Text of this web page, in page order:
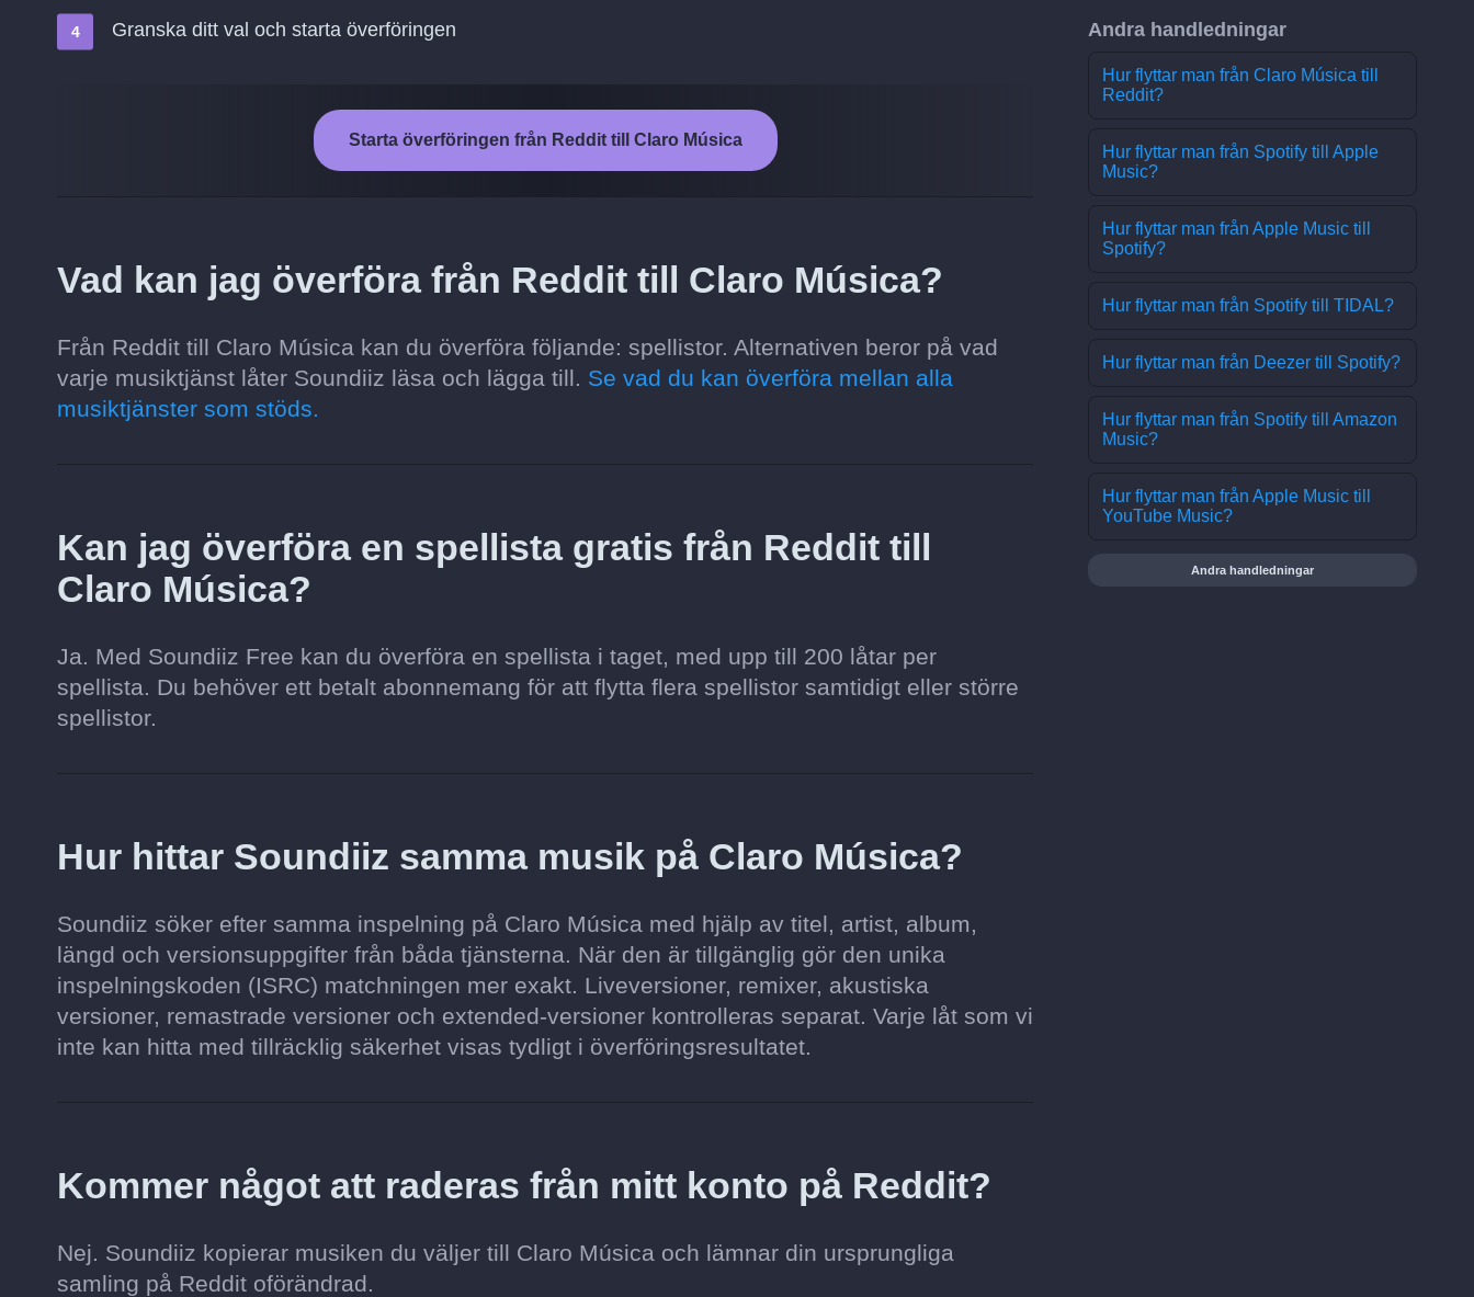
Granska ditt val och starta överföringen
Starta överföringen från Reddit till Claro Música
Vad kan jag överföra från Reddit till Claro Música?
Från Reddit till Claro Música kan du överföra följande: spellistor. Alternativen beror på vad
varje musiktjänst låter Soundiiz läsa och lägga till. Se vad du kan överföra mellan alla
musiktjänster som stöds.
Kan jag överföra en spellista gratis från Reddit till
Claro Música?
Ja. Med Soundiiz Free kan du överföra en spellista i taget, med upp till 200 låtar per
spellista. Du behöver ett betalt abonnemang för att flytta flera spellistor samtidigt eller större
spellistor.
Hur hittar Soundiiz samma musik på Claro Música?
Soundiiz söker efter samma inspelning på Claro Música med hjälp av titel, artist, album,
längd och versionsuppgifter från båda tjänsterna. När den är tillgänglig gör den unika
inspelningskoden (ISRC) matchningen mer exakt. Liveversioner, remixer, akustiska
versioner, remastrade versioner och extended-versioner kontrolleras separat. Varje låt som vi
inte kan hitta med tillräcklig säkerhet visas tydligt i överföringsresultatet.
Kommer något att raderas från mitt konto på Reddit?
Nej. Soundiiz kopierar musiken du väljer till Claro Música och lämnar din ursprungliga
samling på Reddit oförändrad.
Andra handledningar
Hur flyttar man från Claro Música till
Reddit?
Hur flyttar man från Spotify till Apple
Music?
Hur flyttar man från Apple Music till
Spotify?
Hur flyttar man från Spotify till TIDAL?
Hur flyttar man från Deezer till Spotify?
Hur flyttar man från Spotify till Amazon
Music?
Hur flyttar man från Apple Music till
YouTube Music?
Andra handledningar